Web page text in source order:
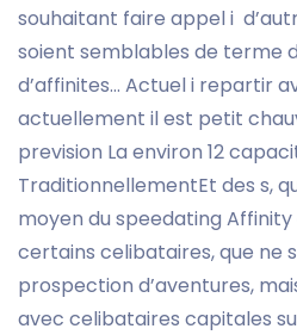
souhaitant faire appel i
soient semblables de terme
d’affinites… Actuel i repartir
actuellement il est petit
prevision La environ 12
TraditionnellementEt des s,
moyen du speedating
certains celibataires, que ne
prospection d’aventures,
avec celibataires capitales